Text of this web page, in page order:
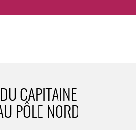
CAPITAINE
PÔLE NORD